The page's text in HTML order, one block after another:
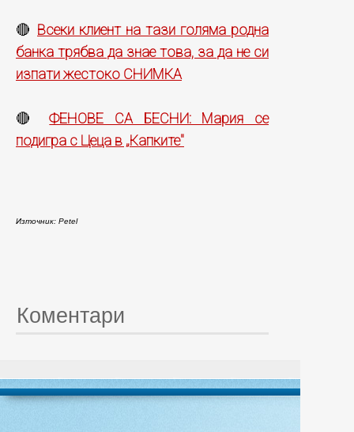
🔴 Всеки клиент на тази голяма родна
банка трябва да знае това, за да не си
изпати жестоко СНИМКА
🔴ФЕНОВЕ СА БЕСНИ: Мария се
подигра с Цеца в „Капките"
Източник: Petel
Коментари